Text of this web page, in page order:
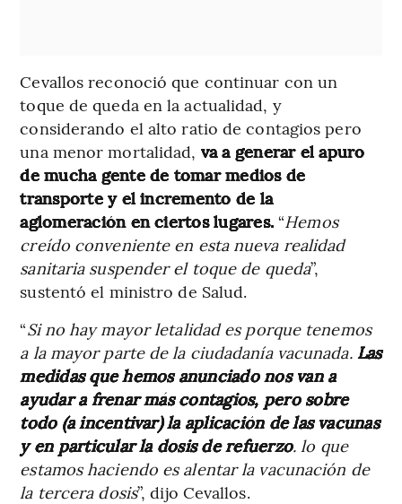
Cevallos reconoció que continuar con un
toque de queda en la actualidad, y
considerando el alto ratio de contagios pero
una menor mortalidad, va a generar el apuro
de mucha gente de tomar medios de
transporte y el incremento de la
aglomeración en ciertos lugares. “Hemos
creído conveniente en esta nueva realidad
sanitaria suspender el toque de queda”,
sustentó el ministro de Salud.
“Si no hay mayor letalidad es porque tenemos
a la mayor parte de la ciudadanía vacunada. Las
medidas que hemos anunciado nos van a
ayudar a frenar más contagios, pero sobre
todo (a incentivar) la aplicación de las vacunas
y en particular la dosis de refuerzo. lo que
estamos haciendo es alentar la vacunación de
la tercera dosis”, dijo Cevallos.